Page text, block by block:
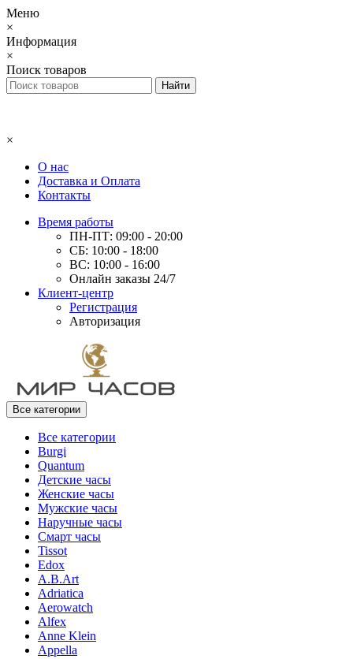
Меню
×
Информация
×
Поиск товаров
×
О нас
Доставка и Оплата
Контакты
Время работы
ПН-ПТ: 09:00 - 20:00
СБ: 10:00 - 18:00
ВС: 10:00 - 16:00
Онлайн заказы 24/7
Клиент-центр
Регистрация
Авторизация
Все категории
Все категории
Burgi
Quantum
Детские часы
Женские часы
Мужские часы
Наручные часы
Смарт часы
Tissot
Edox
A.B.Art
Adriatica
Aerowatch
Alfex
Anne Klein
Appella